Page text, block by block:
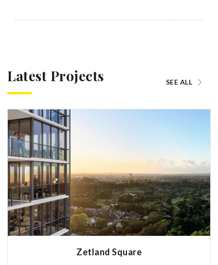
Latest Projects SEE ALL
Zetland Square